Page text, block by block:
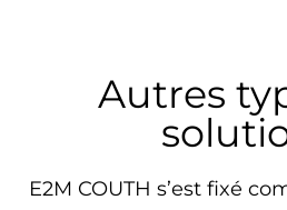
Autres
E2M COUTH s’est fixé